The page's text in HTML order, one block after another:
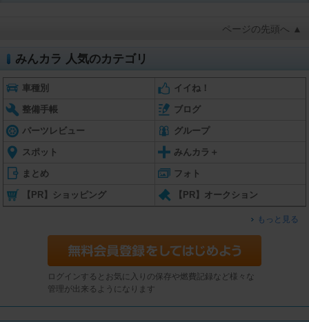
ページの先頭へ ▲
みんカラ 人気のカテゴリ
車種別 イイね！
整備手帳 ブログ
パーツレビュー グループ
スポット みんカラ＋
まとめ フォト
【PR】ショッピング 【PR】オークション
もっと見る
ログインするとお気に入りの保存や燃費記録など様々な
管理が出来るようになります